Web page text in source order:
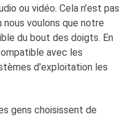
ou vidéo. Cela n'est pas
nous voulons que notre
du bout des doigts. En
avec les
d'exploitation les
gens choisissent de